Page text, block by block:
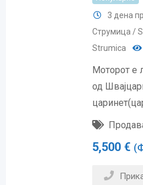
3 дена
Струмица /
Strumica
Моторот е
од
5,500 €